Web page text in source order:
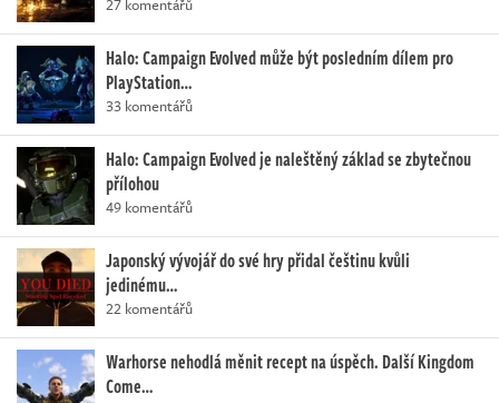
27 komentářů
Halo: Campaign Evolved může být posledním dílem pro
PlayStation…
33 komentářů
Halo: Campaign Evolved je naleštěný základ se zbytečnou
přílohou
49 komentářů
Japonský vývojář do své hry přidal češtinu kvůli
jedinému…
22 komentářů
Warhorse nehodlá měnit recept na úspěch. Další Kingdom
Come…